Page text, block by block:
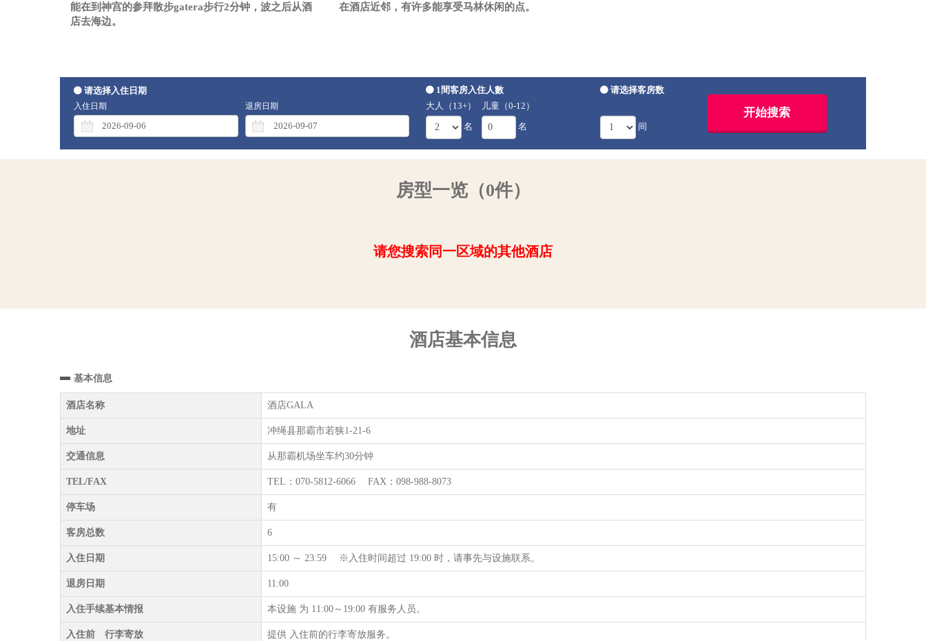
能在到神宫的参拜散步gatera步行2分钟，波之后从酒
店去海边。
在酒店近邻，有许多能享受马林休闲的点。
请选择入住日期
入住日期 退房日期
1間客房入住人數
大人（13+）
名
儿童（0-12）
名
请选择客房数
间
房型一览（0件）
请您搜索同一区域的其他酒店
酒店基本信息
基本信息
酒店名称 酒店GALA
地址 冲绳县那霸市若狭1-21-6
交通信息 从那霸机场坐车约30分钟
TEL/FAX TEL：070-5812-6066 FAX：098-988-8073
停车场 有
客房总数 6
入住日期 15:00 ～ 23:59 ※入住时间超过 19:00 时，请事先与设施联系。
退房日期 11:00
入住手续基本情报 本设施 为 11:00～19:00 有服务人员。
入住前 行李寄放 提供 入住前的行李寄放服务。